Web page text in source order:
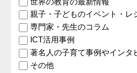
親子・子どものイベント・レ
専門家・先生のコラム
ICT活用事例
著名人の子育て事例やインタ
その他